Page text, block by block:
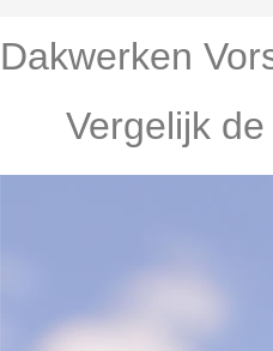
Dakwerken
Vergelijk